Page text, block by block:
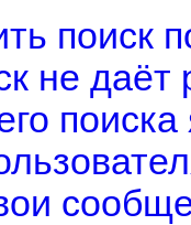
поиск
не даёт